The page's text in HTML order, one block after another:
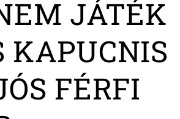
JÁTÉK
KAPUCNIS
FÉRFI